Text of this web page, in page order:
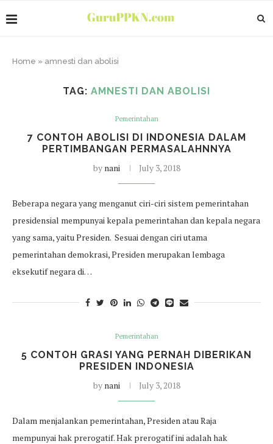
Home » amnesti dan abolisi
TAG: AMNESTI DAN ABOLISI
Pemerintahan
7 CONTOH ABOLISI DI INDONESIA DALAM
PERTIMBANGAN PERMASALAHNNYA
by nani July 3, 2018
Beberapa negara yang menganut ciri-ciri sistem pemerintahan
presidensial mempunyai kepala pemerintahan dan kepala negara
yang sama, yaitu Presiden. Sesuai dengan ciri utama
pemerintahan demokrasi, Presiden merupakan lembaga
eksekutif negara di…
Pemerintahan
5 CONTOH GRASI YANG PERNAH DIBERIKAN
PRESIDEN INDONESIA
by nani July 3, 2018
Dalam menjalankan pemerintahan, Presiden atau Raja
mempunyai hak prerogatif. Hak prerogatif ini adalah hak